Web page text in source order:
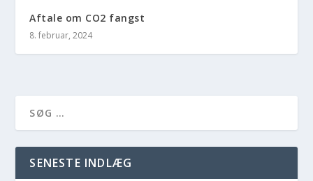
Aftale om CO2 fangst
8. februar, 2024
SENESTE INDLÆG